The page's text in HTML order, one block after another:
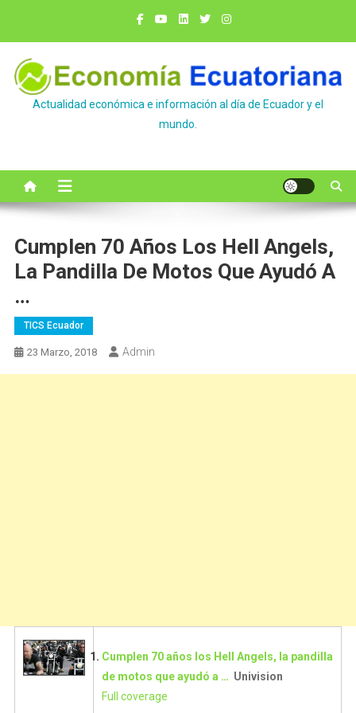
Actualidad económica e información al día de Ecuador y el
mundo.
Cumplen 70 Años Los Hell Angels,
La Pandilla De Motos Que Ayudó A
…
TICS Ecuador
23 Marzo, 2018 Admin
Cumplen 70 años los Hell Angels, la pandilla
de motos que ayudó a … Univision
Full coverage